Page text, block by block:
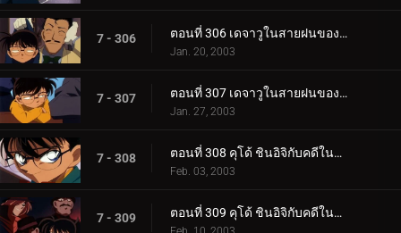
7 - 306 ตอนที่ 306 เดจาวูในสายฝนของไชน่าทาวน์ (ตอนแรก)
Jan. 20, 2003
7 - 307 ตอนที่ 307 เดจาวูในสายฝนของไชน่าทาวน์ (ตอนจบ)
Jan. 27, 2003
7 - 308 ตอนที่ 308 คุโด้ ชินอิจิกับคดีในนิวยอร์ก (ภาคคดี)
Feb. 03, 2003
7 - 309 ตอนที่ 309 คุโด้ ชินอิจิกับคดีในนิวยอร์ก (ภาคสืบสวน)